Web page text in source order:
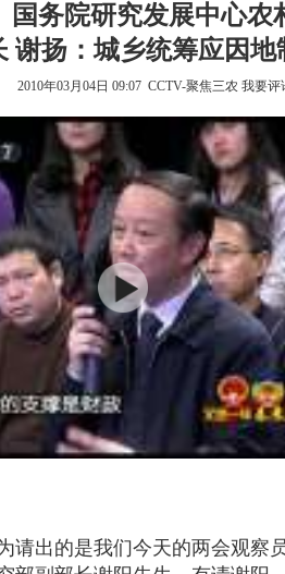
国务院研究发展中心
谢扬：城乡统筹应因地
2010年03月04日 09:07 CCTV-聚焦三农 我要评
请出的是我们今天的两会观察